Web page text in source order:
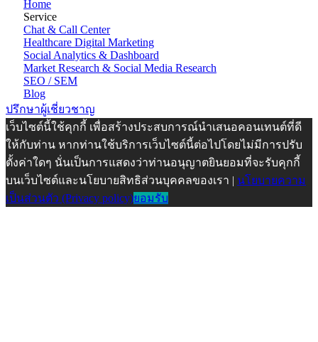
Service
Chat & Call Center
Healthcare Digital Marketing
Social Analytics & Dashboard
Market Research & Social Media Research
SEO / SEM
Blog
ปรึกษาผู้เชี่ยวชาญ
เว็บไซต์นี้ใช้คุกกี้ เพื่อสร้างประสบการณ์นำเสนอคอนเทนต์ที่ดี
ให้กับท่าน หากท่านใช้บริการเว็บไซต์นี้ต่อไปโดยไม่มีการปรับ
ตั้งค่าใดๆ นั่นเป็นการแสดงว่าท่านอนุญาตยินยอมที่จะรับคุกกี้
บนเว็บไซต์และนโยบายสิทธิส่วนบุคคลของเรา |
นโยบายความ
เป็นส่วนตัว (Privacy policy)
ยอมรับ